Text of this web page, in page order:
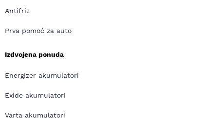
Antifriz
Prva pomoć za auto
Izdvojena ponuda
Energizer akumulatori
Exide akumulatori
Varta akumulatori